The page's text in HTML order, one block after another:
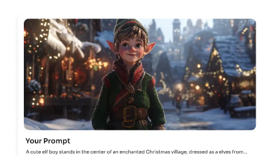
Generador de Imágenes con Estilo por IA
Herramientas de retrato
Cambiador de peinado
Cambiador de ropa